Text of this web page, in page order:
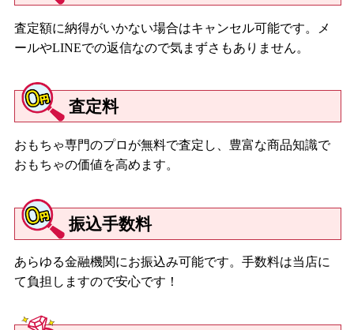
査定額に納得がいかない場合はキャンセル可能です。メ
ールやLINEでの返信なので気まずさもありません。
査定料
おもちゃ専門のプロが無料で査定し、豊富な商品知識で
おもちゃの価値を高めます。
振込手数料
あらゆる金融機関にお振込み可能です。手数料は当店に
て負担しますので安心です！